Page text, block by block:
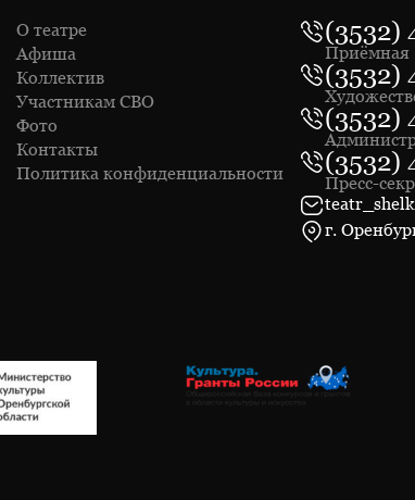
О театре
Афиша
Коллектив
Участникам СВО
Фото
Контакты
Политика конфиденциальности
(3532)
Приёмная
(3532)
(3532)
(3532)
Пресс-
г.